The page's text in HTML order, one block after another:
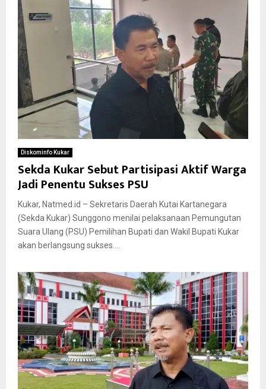
Diskominfo Kukar
Sekda Kukar Sebut Partisipasi Aktif Warga
Jadi Penentu Sukses PSU
Kukar, Natmed.id – Sekretaris Daerah Kutai Kartanegara
(Sekda Kukar) Sunggono menilai pelaksanaan Pemungutan
Suara Ulang (PSU) Pemilihan Bupati dan Wakil Bupati Kukar
akan berlangsung sukses....